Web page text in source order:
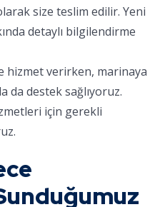
size teslim edilir. Yeni
detaylı bilgilendirme
hizmet verirken, marinaya
da destek sağlıyoruz.
için gerekli